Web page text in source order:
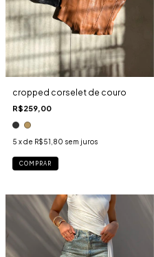
cropped corselet de couro
R$259,00
5 x de R$51,80 sem juros
COMPRAR